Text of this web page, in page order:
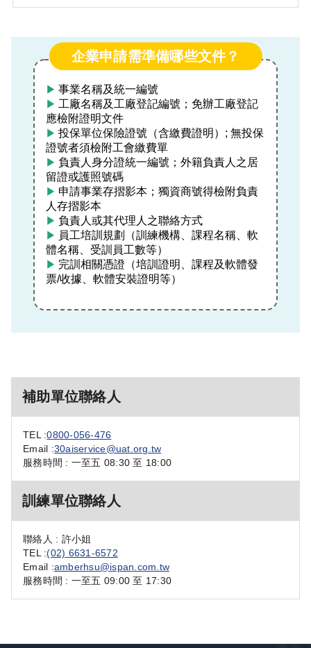
企業申請需準備哪些文件？
▶ 事業名稱及統一編號
▶ 工廠名稱及工廠登記編號；免辦工廠登記
應檢附證明文件
▶ 投保單位保險證號（含繳費證明）; 無投保
證號者須檢附工會繳費單
▶ 負責人身分證統一編號；外籍負責人之居
留證或護照號碼
▶ 申請事業存摺影本；獨資商號得檢附負責
人存摺影本
▶ 負責人或其代理人之聯絡方式
▶ 員工培訓規劃（訓練機構、課程名稱、軟
體名稱、受訓員工數等）
▶ 完訓相關憑證（培訓證明、課程及軟體發
票/收據、軟體安裝證明等）
補助單位聯絡人
TEL :0800-056-476
Email :30aiservice@uat.org.tw
服務時間 : 一至五 08:30 至 18:00
訓練單位聯絡人
聯絡人 : 許小姐
TEL :(02) 6631-6572
Email :amberhsu@ispan.com.tw
服務時間 : 一至五 09:00 至 17:30